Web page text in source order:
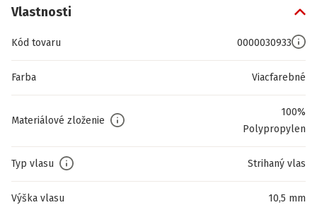
Vlastnosti
Kód tovaru 0000030933
Farba Viacfarebné
Materiálové zloženie
100%
Polypropylen
Typ vlasu Strihaný vlas
Výška vlasu 10,5 mm